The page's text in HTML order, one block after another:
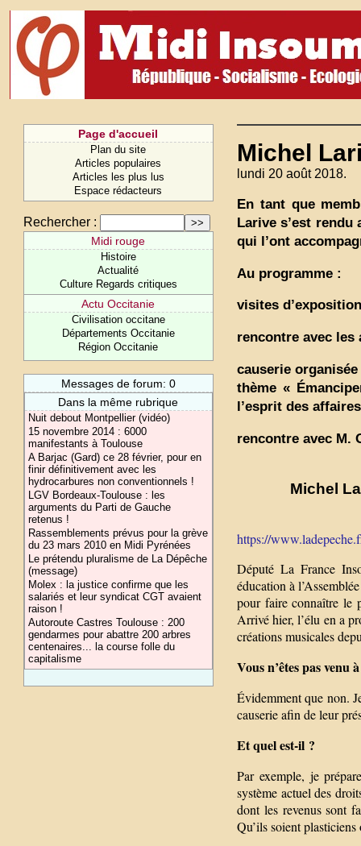
Page d'accueil
Plan du site
Articles populaires
Articles les plus lus
Espace rédacteurs
Rechercher :
Midi rouge
Histoire
Actualité
Culture Regards critiques
Actu Occitanie
Civilisation occitane
Départements Occitanie
Région Occitanie
Messages de forum: 0
Dans la même rubrique
Nuit debout Montpellier (vidéo)
15 novembre 2014 : 6000
manifestants à Toulouse
A Barjac (Gard) ce 28 février, pour en
finir définitivement avec les
hydrocarbures non conventionnels !
LGV Bordeaux-Toulouse : les
arguments du Parti de Gauche
retenus !
Rassemblements prévus pour la grève
du 23 mars 2010 en Midi Pyrénées
Le prétendu pluralisme de La Dépêche
(message)
Molex : la justice confirme que les
salariés et leur syndicat CGT avaient
raison !
Autoroute Castres Toulouse : 200
gendarmes pour abattre 200 arbres
centenaires... la course folle du
capitalisme
Michel
lundi 20 août 2018.
En tant que
Larive s’est
qui l’ont
Au programme :
visites
rencontre avec les
causerie
thème «
l’esprit des
rencontre avec M.
Michel
https://
Député La France
éducation à
pour faire connaître le
Arrivé hier, l’élu en a
créations musicales
Vous n’êtes pas
Évidemment que non.
causerie afin de leur
Et quel est-il ?
Par exemple, je
système actuel des
dont les revenus sont
Qu’ils soient